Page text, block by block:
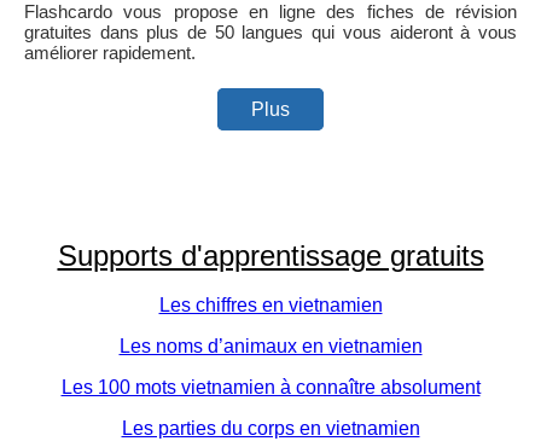
Flashcardo vous propose en ligne des fiches de révision
gratuites dans plus de 50 langues qui vous aideront à vous
améliorer rapidement.
Plus
Supports d'apprentissage gratuits
Les chiffres en vietnamien
Les noms d’animaux en vietnamien
Les 100 mots vietnamien à connaître absolument
Les parties du corps en vietnamien